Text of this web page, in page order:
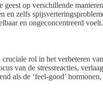
geest op verschillende
en zelfs
en ongeconcentreerd voelt.
cruciale rol in het verbeteren
van de stressreacties,
als de ‘feel-good’